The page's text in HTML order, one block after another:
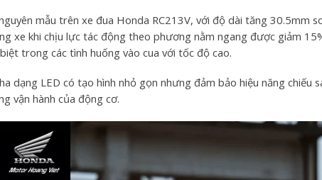
mẫu trên xe đua Honda RC213V, với độ dài tăng 30.5mm
xe khi chịu lực tác động theo phương nằm ngang được giảm
trong các tình huống vào cua với tốc độ cao.
dạng LED có tạo hình nhỏ gọn nhưng đảm bảo hiệu năng chiếu
vận hành của động cơ.